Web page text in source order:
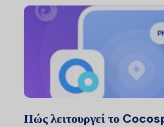
Πώς λειτουργεί το